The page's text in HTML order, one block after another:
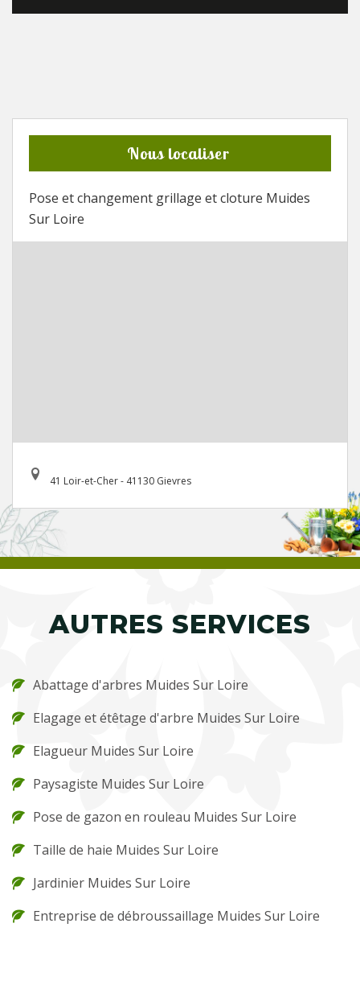
Nous localiser
Pose et changement grillage et cloture Muides
Sur Loire
41 Loir-et-Cher - 41130 Gievres
AUTRES SERVICES
Abattage d'arbres Muides Sur Loire
Elagage et étêtage d'arbre Muides Sur Loire
Elagueur Muides Sur Loire
Paysagiste Muides Sur Loire
Pose de gazon en rouleau Muides Sur Loire
Taille de haie Muides Sur Loire
Jardinier Muides Sur Loire
Entreprise de débroussaillage Muides Sur Loire